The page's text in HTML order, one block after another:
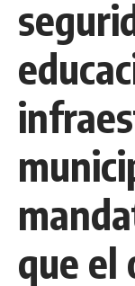
que el